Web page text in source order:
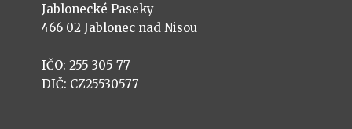
Jablonecké Paseky
466 02 Jablonec nad Nisou
IČO: 255 305 77
DIČ: CZ25530577